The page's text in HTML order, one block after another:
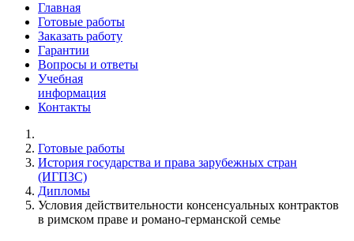
Главная
Готовые работы
Заказать работу
Гарантии
Вопросы и ответы
Учебная
информация
Контакты
Готовые работы
История государства и права зарубежных стран
(ИГПЗС)
Дипломы
Условия действительности консенсуальных контрактов
в римском праве и романо-германской семье